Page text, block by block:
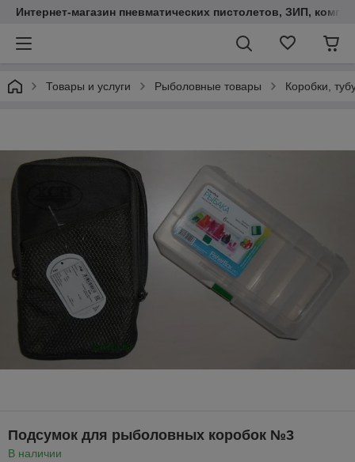
Интернет-магазин пневматических пистолетов, ЗИП,
Товары и услуги Рыболовные товары Коробки,
Подсумок для рыболовных коробок №3
В наличии